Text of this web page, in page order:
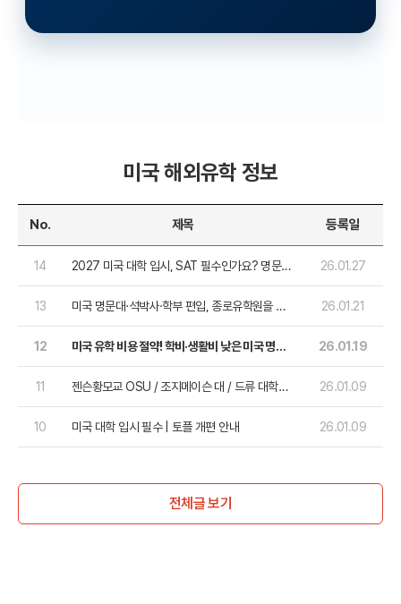
미국 해외유학 정보
No. 제목 등록일
14
2027 미국 대학 입시, SAT 필수인가요? 명문대
26.01.27
13
미국 명문대·석박사·학부 편입, 종로유학원을 추
26.01.21
12
미국 유학 비용 절약! 학비·생활비 낮은 미국 명문
26.01.19
11
젠슨황모교 OSU / 조지메이슨 대 / 드류 대학교
26.01.09
10 미국 대학 입시 필수 | 토플 개편 안내 26.01.09
전체글 보기